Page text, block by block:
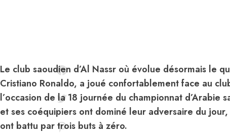
Le club saoudien d’Al Nassr où évolue désormais le
Cristiano Ronaldo, a joué confortablement face au
l’occasion de la 18 journée du championnat d’Arabie
et ses coéquipiers ont dominé leur adversaire du
ont battu par trois buts à zéro.